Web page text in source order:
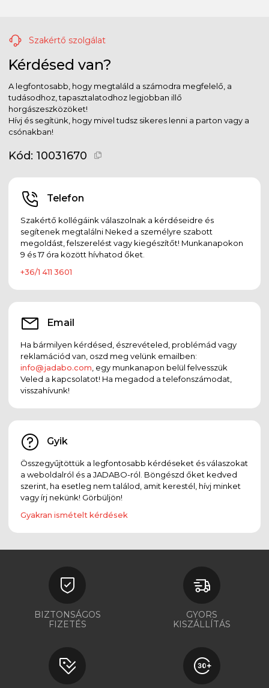
Szakértő szolgálat
Kérdésed van?
A legfontosabb, hogy megtaláld a számodra megfelelő, a
tudásodhoz, tapasztalatodhoz legjobban illő
horgászeszközöket!
Hívj és segítünk, hogy mivel tudsz sikeres lenni a parton vagy a
csónakban!
Kód: 10031670
Telefon
Szakértő kollégáink válaszolnak a kérdéseidre és
segítenek megtalálni Neked a személyre szabott
megoldást, felszerelést vagy kiegészítőt! Munkanapokon
9 és 17 óra között hívhatod őket.
+36/1 411 3601
Email
Ha bármilyen kérdésed, észrevételed, problémád vagy
reklamációd van, oszd meg velünk emailben:
info@jadabo.com , egy munkanapon belül felvesszük
Veled a kapcsolatot! Ha megadod a telefonszámodat,
visszahívunk!
Gyik
Összegyűjtöttük a legfontosabb kérdéseket és válaszokat
a weboldalról és a JADABO-ról. Böngészd őket kedved
szerint, ha esetleg nem találod, amit kerestél, hívj minket
vagy írj nekünk! Görbüljön!
Gyakran ismételt kérdések
BIZTONSÁGOS
FIZETÉS
GYORS
KISZÁLLÍTÁS